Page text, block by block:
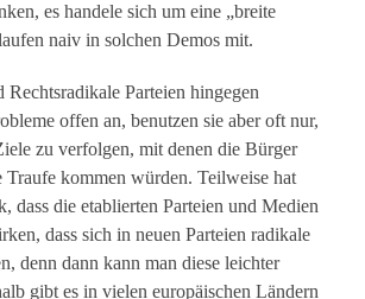
es handele sich um eine „breite
naiv in solchen Demos mit.
Parteien hingegen
offen an, benutzen sie aber oft nur,
zu verfolgen, mit denen die Bürger
Traufe kommen würden. Teilweise hat
dass die etablierten Parteien und Medien
dass sich in neuen Parteien radikale
denn dann kann man diese leichter
gibt es in vielen europäischen Ländern